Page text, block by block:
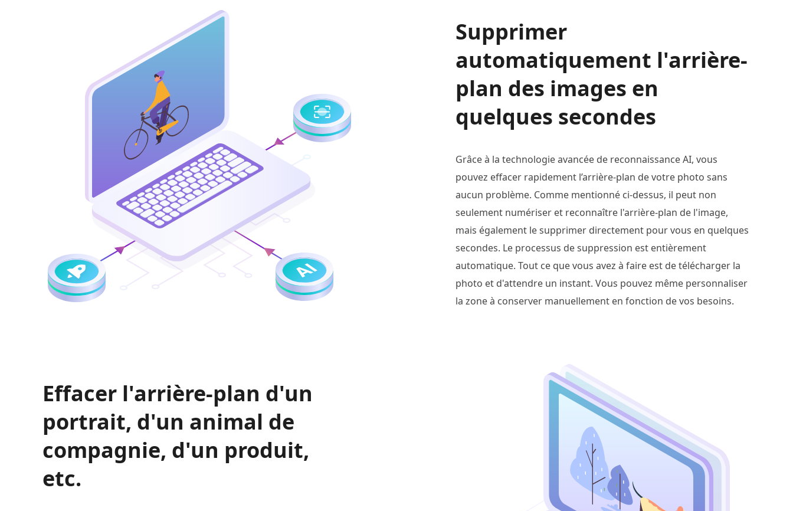
Supprimer
automatiquement l'arrière-
plan des images en
quelques secondes
Grâce à la technologie avancée de reconnaissance AI, vous
pouvez effacer rapidement l’arrière-plan de votre photo sans
aucun problème. Comme mentionné ci-dessus, il peut non
seulement numériser et reconnaître l'arrière-plan de l'image,
mais également le supprimer directement pour vous en quelques
secondes. Le processus de suppression est entièrement
automatique. Tout ce que vous avez à faire est de télécharger la
photo et d'attendre un instant. Vous pouvez même personnaliser
la zone à conserver manuellement en fonction de vos besoins.
Effacer l'arrière-plan d'un
portrait, d'un animal de
compagnie, d'un produit,
etc.